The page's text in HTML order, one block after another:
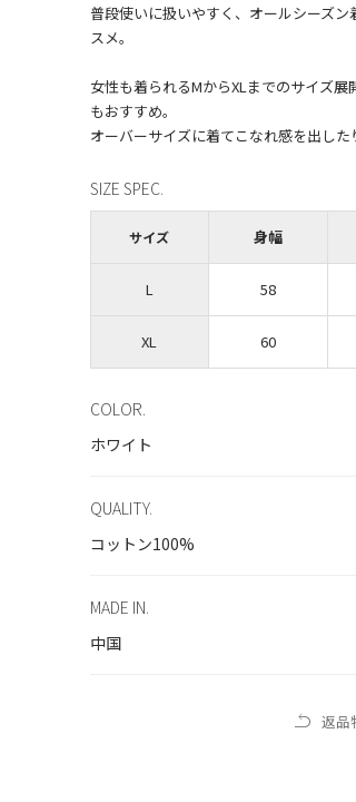
普段使いに扱いやすく、オールシーズ
スメ。
女性も着られるMからXLまでのサイズ
もおすすめ。
SIZE SPEC.
サイズ 身幅
L 58
XL 60
COLOR.
ホワイト
QUALITY.
コットン100%
MADE IN.
中国
返品